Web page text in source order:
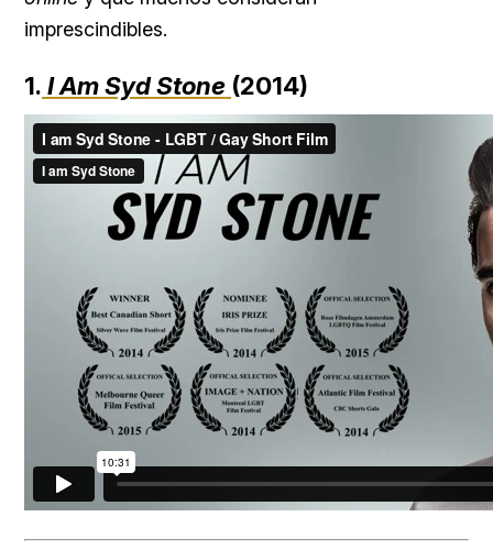
imprescindibles.
1. I Am Syd Stone (2014)